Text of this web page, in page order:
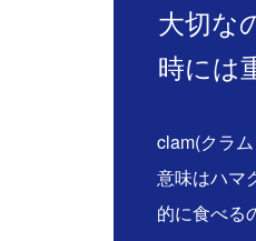
大切な
時には
clam(クラム
意味はハマ
的に食べる